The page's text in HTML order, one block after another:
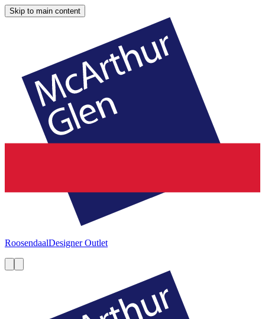
Skip to main content
RoosendaalDesigner Outlet